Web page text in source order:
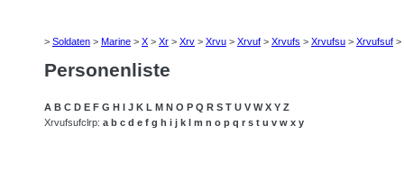
> Soldaten > Marine > X > Xr > Xrv > Xrvu > Xrvuf > Xrvufs > Xrvufsu > Xrvufsuf >
Personenliste
A B C D E F G H I J K L M N O P Q R S T U V W X Y Z
Xrvufsufclrp: a b c d e f g h i j k l m n o p q r s t u v w x y